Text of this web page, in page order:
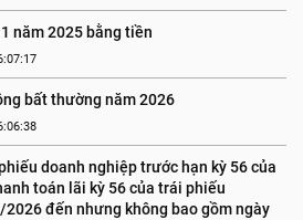
năm 2025 bằng tiền
bất thường năm 2026
doanh nghiệp trước hạn kỳ 56 của
toán lãi kỳ 56 của trái phiếu
đến nhưng không bao gồm ngày